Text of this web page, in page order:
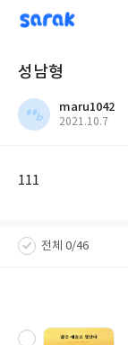
sarak
성남형
maru1042
작
2021.10.7
111
전체 0/46